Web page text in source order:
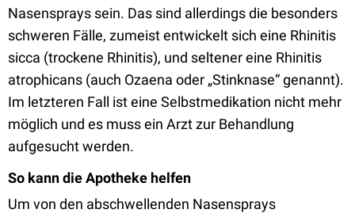
Nasensprays sein. Das sind allerdings die besonders
schweren Fälle, zumeist entwickelt sich eine Rhinitis
sicca (trockene Rhinitis), und seltener eine Rhinitis
atrophicans (auch Ozaena oder „Stinknase“ genannt).
Im letzteren Fall ist eine Selbstmedikation nicht mehr
möglich und es muss ein Arzt zur Behandlung
aufgesucht werden.
So kann die Apotheke helfen
Um von den abschwellenden Nasensprays